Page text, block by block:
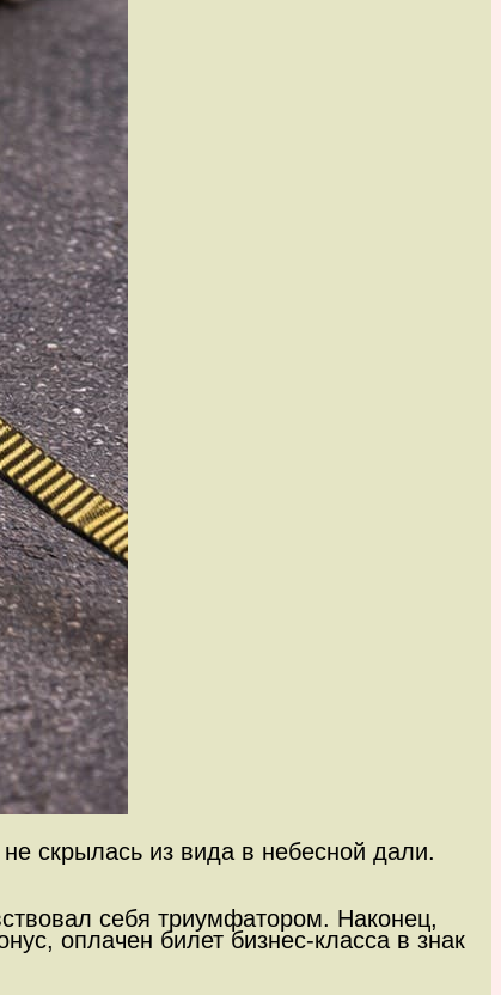
скрылась из вида в небесной дали.
себя триумфатором. Наконец,
оплачен билет бизнес-класса в знак